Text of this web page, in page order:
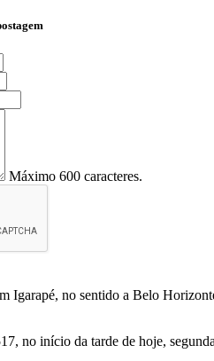
Máximo 600 caracteres.
Igarapé, no sentido a Belo
no início da tarde de hoje,